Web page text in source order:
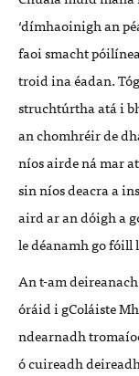
‘dímhaoinigh an
faoi smacht
troid ina éadan.
struchtúrtha atá i
an chomhréir de
níos airde ná mar
sin níos deacra a
aird ar an dóigh a
le déanamh go fóill
An t-am
óráid i gColáiste
ndearnadh
ó cuireadh